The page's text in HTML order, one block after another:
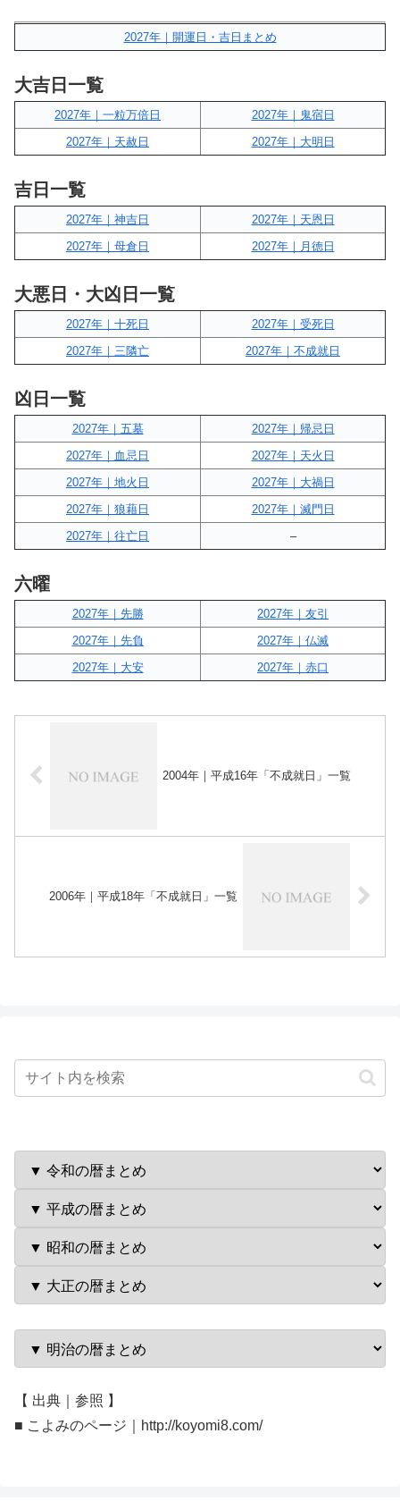
2027年｜開運日・吉日まとめ
大吉日一覧
2027年｜一粒万倍日
2027年｜鬼宿日
2027年｜天赦日
2027年｜大明日
吉日一覧
2027年｜神吉日
2027年｜天恩日
2027年｜母倉日
2027年｜月徳日
大悪日・大凶日一覧
2027年｜十死日
2027年｜受死日
2027年｜三隣亡
2027年｜不成就日
凶日一覧
2027年｜五墓
2027年｜帰忌日
2027年｜血忌日
2027年｜天火日
2027年｜地火日
2027年｜大禍日
2027年｜狼藉日
2027年｜滅門日
2027年｜往亡日
–
六曜
2027年｜先勝
2027年｜友引
2027年｜先負
2027年｜仏滅
2027年｜大安
2027年｜赤口
2004年｜平成16年「不成就日」一覧
2006年｜平成18年「不成就日」一覧
【 出典｜参照 】
■ こよみのページ｜http://koyomi8.com/